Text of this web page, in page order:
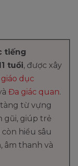
tiếng
tuổi, được xây
dục
Đa giác quan.
từ vựng
gũi, giúp trẻ
hiểu sâu
âm thanh và